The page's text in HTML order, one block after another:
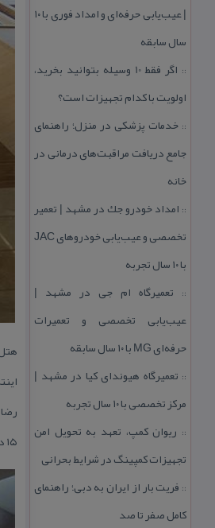
| عیب‌یابی حرفه‌ای و امداد فوری با ۱۰
سال سابقه
::
اگر فقط 10 وسیله بتوانید بخرید،
اولویت با كدام تجهیزات است؟
:: خدمات پزشكی در منزل؛ راهنمای
جامع دریافت مراقبت‌های درمانی در
خانه
:: امداد خودرو جك در مشهد | تعمیر
تخصصی و عیب‌یابی خودروهای JAC
با ۱۰ سال تجربه
:: تعمیرگاه ام جی در مشهد |
عیب‌یابی تخصصی و تعمیرات
حرفه‌ای MG با ۱۰ سال سابقه
:: تعمیرگاه هیوندای كیا در مشهد |
مركز تخصصی با ۱۰ سال تجربه
:: ریوان كمپ، تعهد به تحویل امن
تجهیزات كمپینگ در شرایط بحرانی
:: فریت بار از ایران به دبی؛ راهنمای
كامل صفر تا صد
۱۵ دقیقه با ماشین، تا فرودگاه مشهد ۲۱ دقیقه با ماشین و تا مركز خرید الماس شرق ۳۱ دقیقه با ماشین فاصله دارد.